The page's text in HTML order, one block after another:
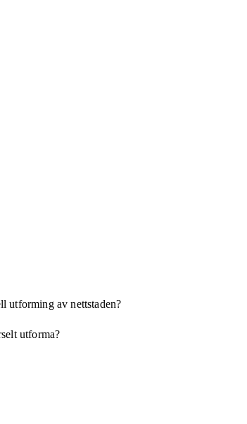
utforming av nettstaden?
utforma?